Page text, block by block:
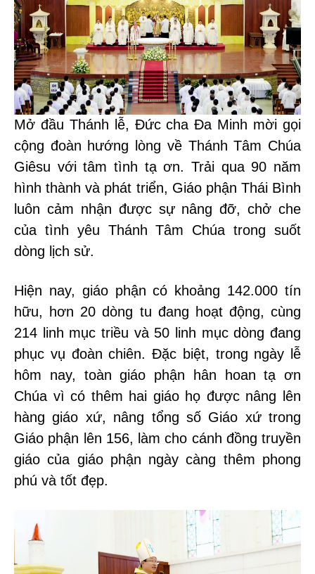
Mở đầu Thánh lễ, Đức cha Đa Minh mời gọi
cộng đoàn hướng lòng về Thánh Tâm Chúa
Giêsu với tâm tình tạ ơn. Trải qua 90 năm
hình thành và phát triển, Giáo phận Thái Bình
luôn cảm nhận được sự nâng đỡ, chở che
của tình yêu Thánh Tâm Chúa trong suốt
dòng lịch sử.
Hiện nay, giáo phận có khoảng 142.000 tín
hữu, hơn 20 dòng tu đang hoạt động, cùng
214 linh mục triều và 50 linh mục dòng đang
phục vụ đoàn chiên. Đặc biệt, trong ngày lễ
hôm nay, toàn giáo phận hân hoan tạ ơn
Chúa vì có thêm hai giáo họ được nâng lên
hàng giáo xứ, nâng tổng số Giáo xứ trong
Giáo phận lên 156, làm cho cánh đồng truyền
giáo của giáo phận ngày càng thêm phong
phú và tốt đẹp.